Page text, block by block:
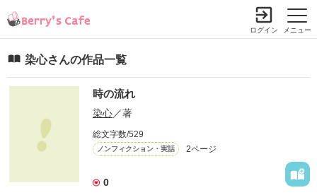
メニュー
ログイン
染心さんの作品一覧
時の流れ
染心／著
総文字数/529
ノンフィクション・実話 2ページ
0